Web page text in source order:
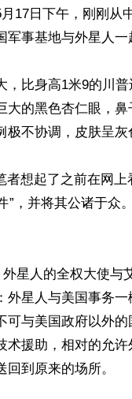
17日下午，刚刚从
事基地与外星人一
，比身高1米9的川
大的黑色杏仁眼，
极不协调，皮肤呈灰
想起了之前在网
”，并将其公诸于
星人的全权大使
外星人与美国事务
可与美国政府以外
术援助，相对的允
到原来的场所。